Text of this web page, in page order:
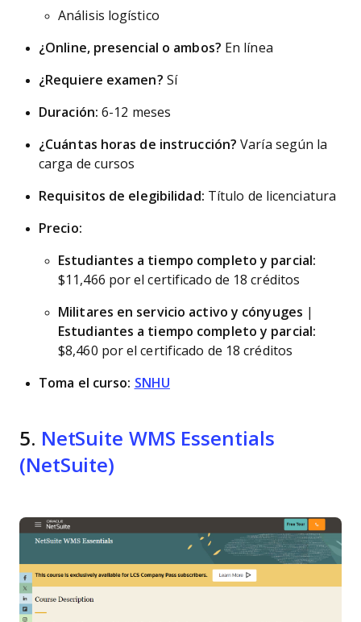
Análisis logístico
¿Online, presencial o ambos? En línea
¿Requiere examen? Sí
Duración: 6-12 meses
¿Cuántas horas de instrucción? Varía según la
carga de cursos
Requisitos de elegibilidad: Título de licenciatura
Precio:
Estudiantes a tiempo completo y parcial:
$11,466 por el certificado de 18 créditos
Militares en servicio activo y cónyuges
Estudiantes a tiempo completo y parcial:
$8,460 por el certificado de 18 créditos
Toma el curso: SNHU
5. NetSuite WMS Essentials
(NetSuite)